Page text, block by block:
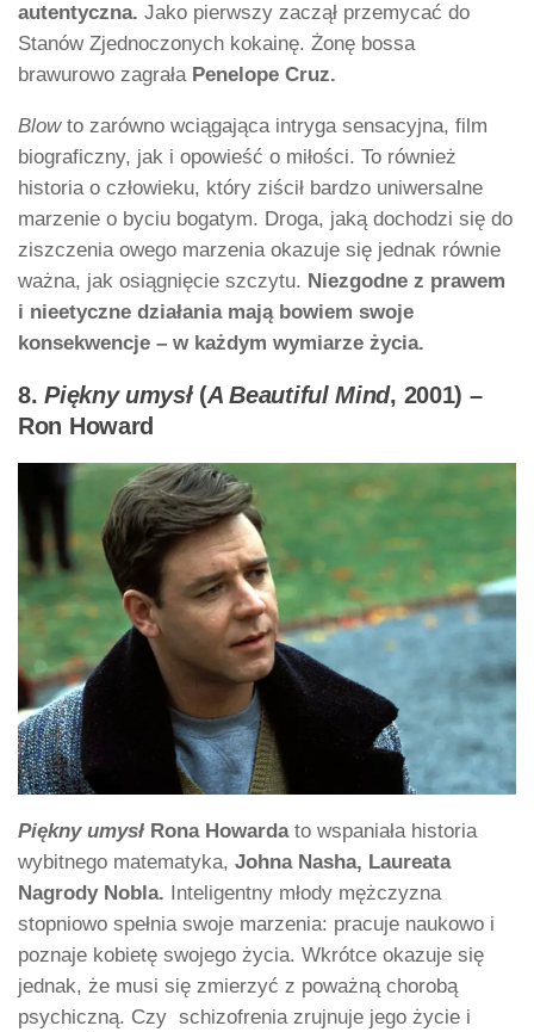
autentyczna. Jako pierwszy zaczął przemycać do
Stanów Zjednoczonych kokainę. Żonę bossa
brawurowo zagrała Penelope Cruz.
Blowto zarówno wciągająca intryga sensacyjna, film
biograficzny, jak i opowieść o miłości. To również
historia o człowieku, który ziścił bardzo uniwersalne
marzenie o byciu bogatym. Droga, jaką dochodzi się do
ziszczenia owego marzenia okazuje się jednak równie
ważna, jak osiągnięcie szczytu. Niezgodne z prawem
i nieetyczne działania mają bowiem swoje
konsekwencje – w każdym wymiarze życia.
8.Piękny umysł(A Beautiful Mind, 2001) –
Ron Howard
Piękny umysłRona Howardato wspaniała historia
wybitnego matematyka, Johna Nasha, Laureata
Nagrody Nobla. Inteligentny młody mężczyzna
stopniowo spełnia swoje marzenia: pracuje naukowo i
poznaje kobietę swojego życia. Wkrótce okazuje się
jednak, że musi się zmierzyć z poważną chorobą
psychiczną. Czy schizofrenia zrujnuje jego życie i